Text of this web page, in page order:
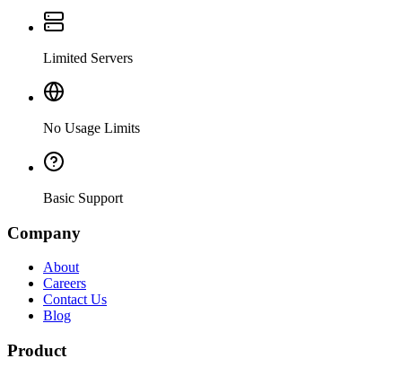
Limited Servers
No Usage Limits
Basic Support
Company
About
Careers
Contact Us
Blog
Product